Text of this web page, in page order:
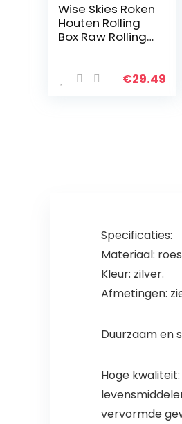
Wise Skies Roken
Houten Rolling
Box Raw Rolling
€29.49
Specificaties:
Materiaal:
Kleur: zilver.
Afmetingen:
Duurzaam en
Hoge
vervormde